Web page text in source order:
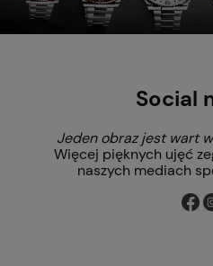
Social
Jeden obraz jest wart
Więcej pięknych ujęć
naszych mediach